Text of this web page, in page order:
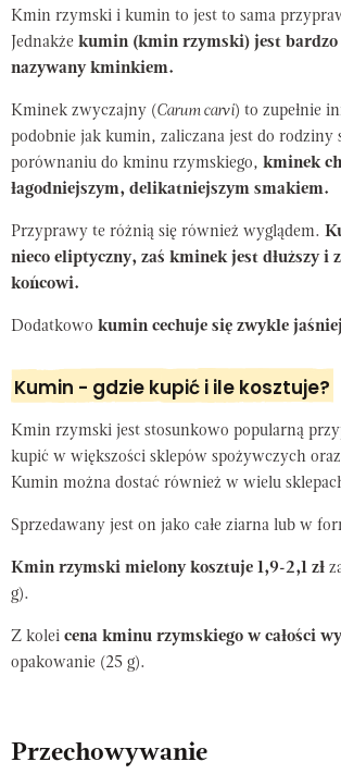
Kmin rzymski i kumin to jest to sama
Jednakże kumin (kmin rzymski) jest bardzo
nazywany kminkiem.
Kminek zwyczajny (Carum carvi) to zupełnie
podobnie jak kumin, zaliczana jest do rodziny
porównaniu do kminu rzymskiego, kminek
łagodniejszym, delikatniejszym smakiem.
Przyprawy te różnią się również wyglądem.
nieco eliptyczny, zaś kminek jest dłuższy i
końcowi.
Dodatkowo kumin cechuje się zwykle
Kumin - gdzie kupić i ile kosztuje?
Kmin rzymski jest stosunkowo popularną
kupić w większości sklepów spożywczych
Kumin można dostać również w wielu
Sprzedawany jest on jako całe ziarna lub w
Kmin rzymski mielony kosztuje 1,9-2,1 zł
g).
Z kolei cena kminu rzymskiego w całości
opakowanie (25 g).
Przechowywanie